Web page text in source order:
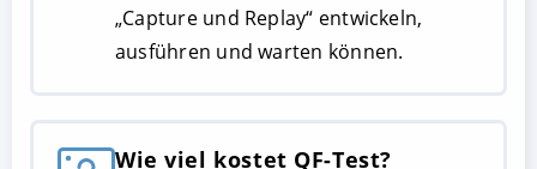
„Capture und Replay“ entwickeln,
ausführen und warten können.
Wie viel kostet QF-Test?